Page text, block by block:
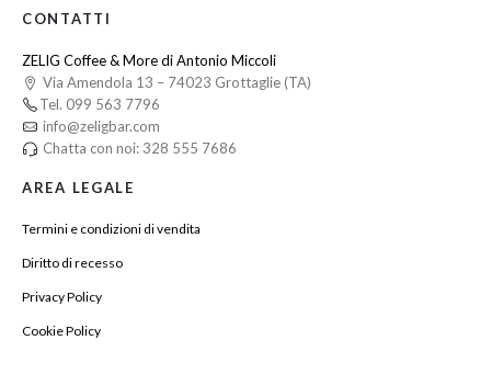
CONTATTI
ZELIG Coffee & More di Antonio Miccoli
Via Amendola 13 – 74023 Grottaglie (TA)
Tel. 099 563 7796
info@zeligbar.com
Chatta con noi: 328 555 7686
AREA LEGALE
Termini e condizioni di vendita
Diritto di recesso
Privacy Policy
Cookie Policy